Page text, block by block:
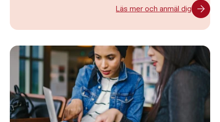
Läs mer och anmäl dig